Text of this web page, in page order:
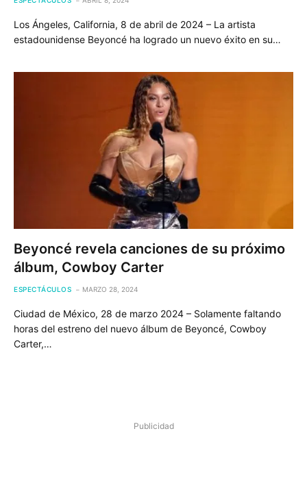
Los Ángeles, California, 8 de abril de 2024 – La artista
estadounidense Beyoncé ha logrado un nuevo éxito en su…
Beyoncé revela canciones de su próximo
álbum, Cowboy Carter
ESPECTÁCULOS MARZO 28, 2024
Ciudad de México, 28 de marzo 2024 – Solamente faltando
horas del estreno del nuevo álbum de Beyoncé, Cowboy
Carter,…
Publicidad